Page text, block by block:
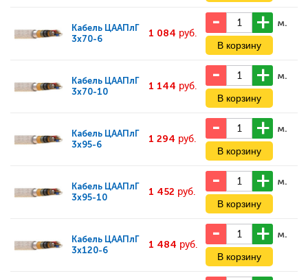
Кабель ЦААПлГ
3x70-6
1 084 руб.
м.
Кабель ЦААПлГ
3x70-10
1 144 руб.
м.
Кабель ЦААПлГ
3x95-6
1 294 руб.
м.
Кабель ЦААПлГ
3x95-10
1 452 руб.
м.
Кабель ЦААПлГ
3x120-6
1 484 руб.
м.